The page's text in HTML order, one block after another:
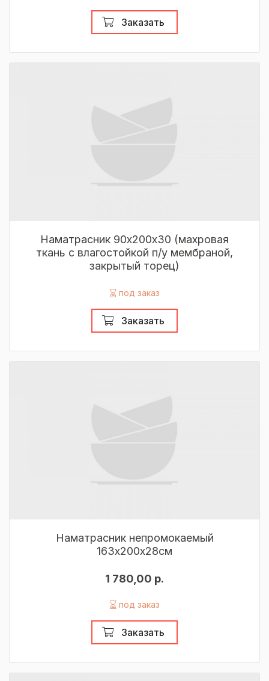
Заказать
Наматрасник 90х200х30 (махровая
ткань с влагостойкой п/у мембраной,
закрытый торец)
под заказ
Заказать
Наматрасник непромокаемый
163х200х28см
1 780,00 р.
под заказ
Заказать